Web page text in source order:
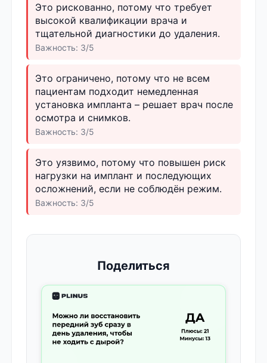
Это рискованно, потому что требует
высокой квалификации врача и
тщательной диагностики до удаления.
Важность: 3/5
Это ограничено, потому что не всем
пациентам подходит немедленная
установка импланта – решает врач после
осмотра и снимков.
Важность: 3/5
Это уязвимо, потому что повышен риск
нагрузки на имплант и последующих
осложнений, если не соблюдён режим.
Важность: 3/5
Поделиться